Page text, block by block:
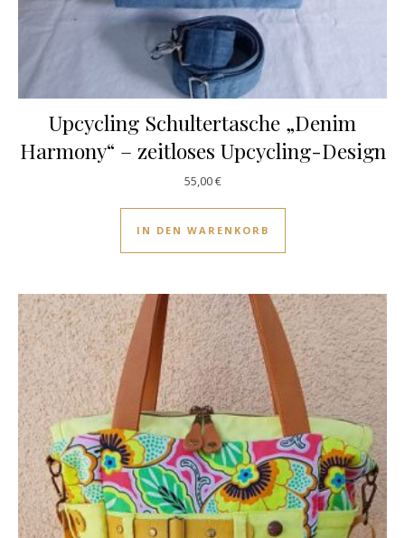
Upcycling Schultertasche „Denim
Harmony“ – zeitloses Upcycling-Design
55,00€
IN DEN WARENKORB